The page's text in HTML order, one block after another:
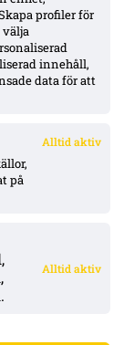
profiler för
innehåll,
data för att
Alltid aktiv
på
Alltid aktiv
aktuell
ut med